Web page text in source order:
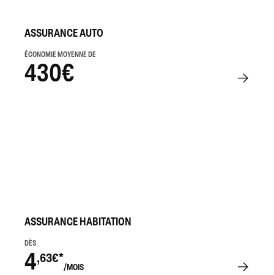
ASSURANCE AUTO
ÉCONOMIE MOYENNE DE
430€
ASSURANCE HABITATION
DÈS
4,63€*
/MOIS